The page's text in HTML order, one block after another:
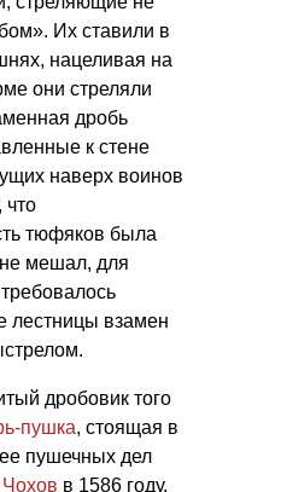
Их ставили в
нацеливая на
они стреляли
дробь
к стене
наверх воинов
что
тюфяков была
мешал, для
лестницы взамен
дробовик того
пушка, стоящая в
пушечных дел
в 1586 году.